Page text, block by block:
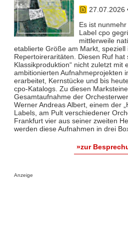
27.07.2026
Es ist
Label cpo
mittlerweile
etablierte Größe am Markt, speziell
Repertoireraritäten. Diesen Ruf hat
Klassikproduktion“ nicht zuletzt mit
ambitionierten Aufnahmeprojekten
erarbeitet, Kernstücke und bis
cpo-Katalogs. Zu diesen
Gesamtaufnahme der
Werner Andreas Albert, einem der
Labels, am Pult verschiedener
Frankfurt vier aus seiner zweiten
werden diese Aufnahmen in drei
»zur
Anzeige